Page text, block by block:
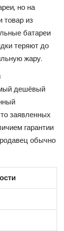
но на
товар из
батареи
теряют до
жару.
дешёвый
заявленных
гарантии
обычно